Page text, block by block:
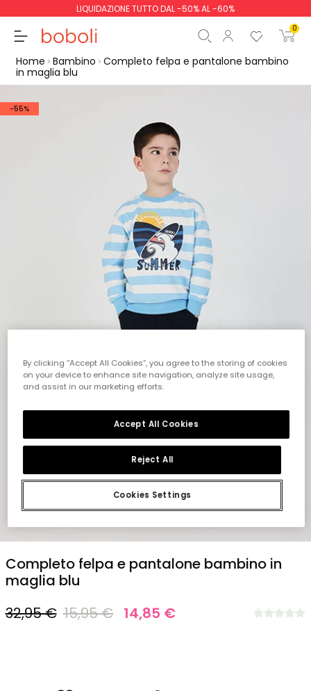
LIQUIDAZIONE TUTTO DAL -50% AL -60%
0
Home Bambino Completo felpa e pantalone bambino
in maglia blu
-55%
Completo felpa e pantalone bambino in
maglia blu
32,95 € 15,95 € 14,85 €
By clicking “Accept All Cookies”, you agree to the storing of cookies
on your device to enhance site navigation, analyze site usage,
and assist in our marketing efforts.
Cookies Settings
Reject All
Accept All Cookies